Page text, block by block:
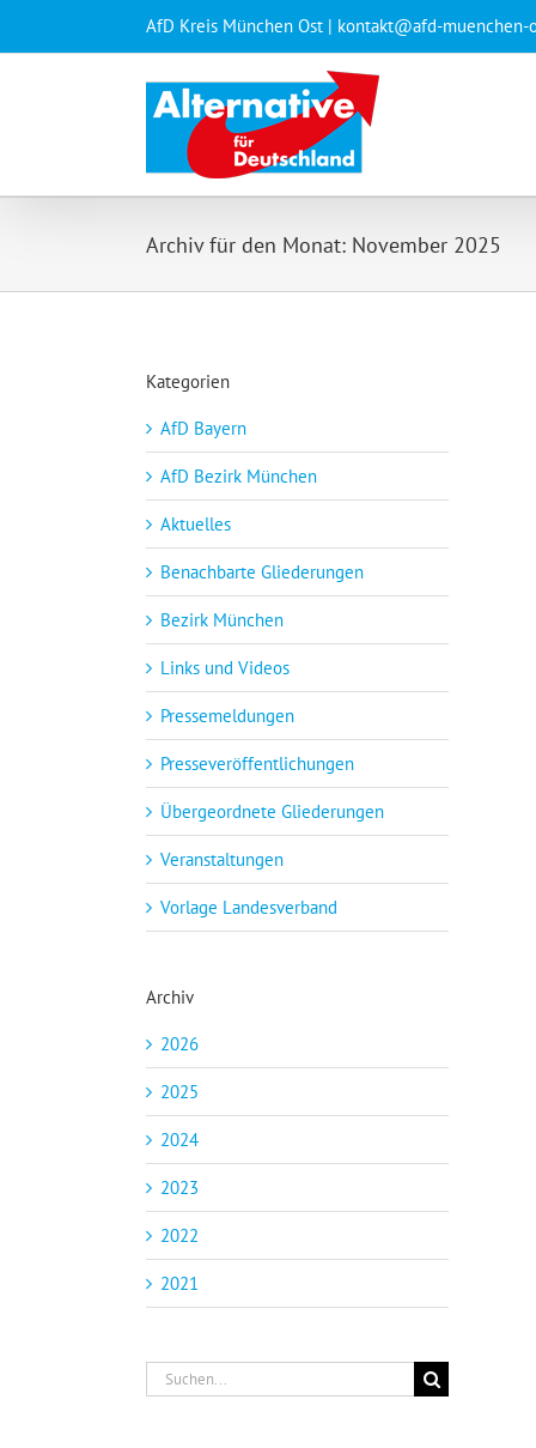
springen
AfD Kreis München Ost | kontakt@afd-muenchen-
Archiv für den Monat: November 2025
Kategorien
AfD Bayern
AfD Bezirk München
Aktuelles
Benachbarte Gliederungen
Bezirk München
Links und Videos
Pressemeldungen
Presseveröffentlichungen
Übergeordnete Gliederungen
Veranstaltungen
Vorlage Landesverband
Archiv
2026
2025
2024
2023
2022
2021
Suche
nach: